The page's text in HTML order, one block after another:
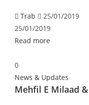
Trab
25/01/2019
25/01/2019
Read more
0
News & Updates
Mehfil E Milaad